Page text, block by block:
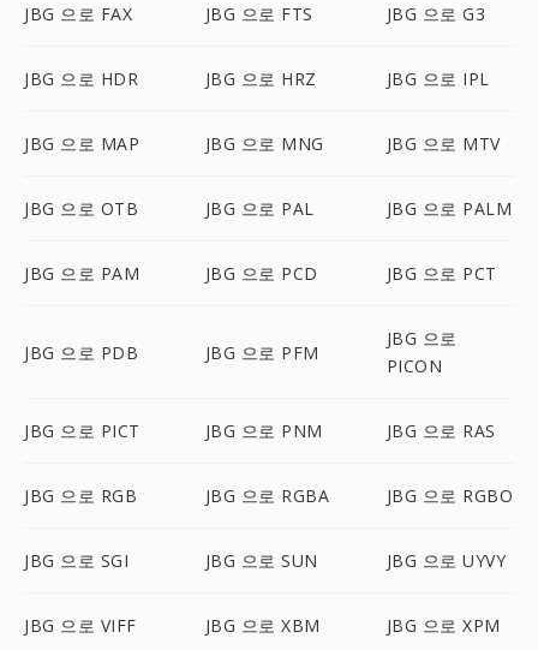
JBG 으로 FAX JBG 으로 FTS JBG 으로 G3
JBG 으로 HDR JBG 으로 HRZ JBG 으로 IPL
JBG 으로 MAP JBG 으로 MNG JBG 으로 MTV
JBG 으로 OTB JBG 으로 PAL JBG 으로 PALM
JBG 으로 PAM JBG 으로 PCD JBG 으로 PCT
JBG 으로 PDB JBG 으로 PFM
JBG 으로
PICON
JBG 으로 PICT JBG 으로 PNM JBG 으로 RAS
JBG 으로 RGB JBG 으로 RGBA JBG 으로 RGBO
JBG 으로 SGI JBG 으로 SUN JBG 으로 UYVY
JBG 으로 VIFF JBG 으로 XBM JBG 으로 XPM